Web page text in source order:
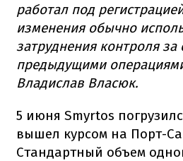
работал под
изменения обычно
затруднения контроля за
предыдущими
Владислав Власюк.
5 июня Smyrtos
вышел курсом на Порт-
Стандартный объем